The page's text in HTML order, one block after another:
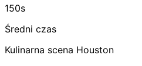
150s
Średni czas
Kulinarna scena Houston